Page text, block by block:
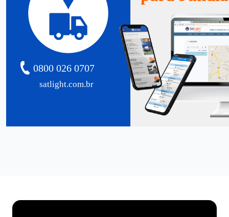
satlight.com.br
0800 026 0707